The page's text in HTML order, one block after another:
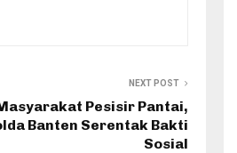
NEXT POST
Pesisir Pantai,
Banten Serentak Bakti
Sosial